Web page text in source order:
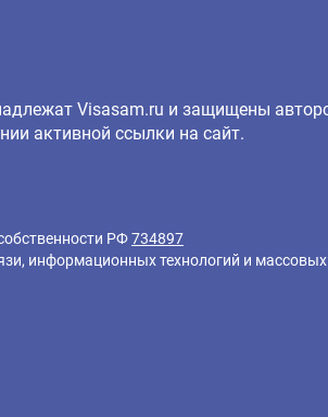
Visasam.ru и защищены
активной ссылки на сайт.
РФ734897
информационных технологий и